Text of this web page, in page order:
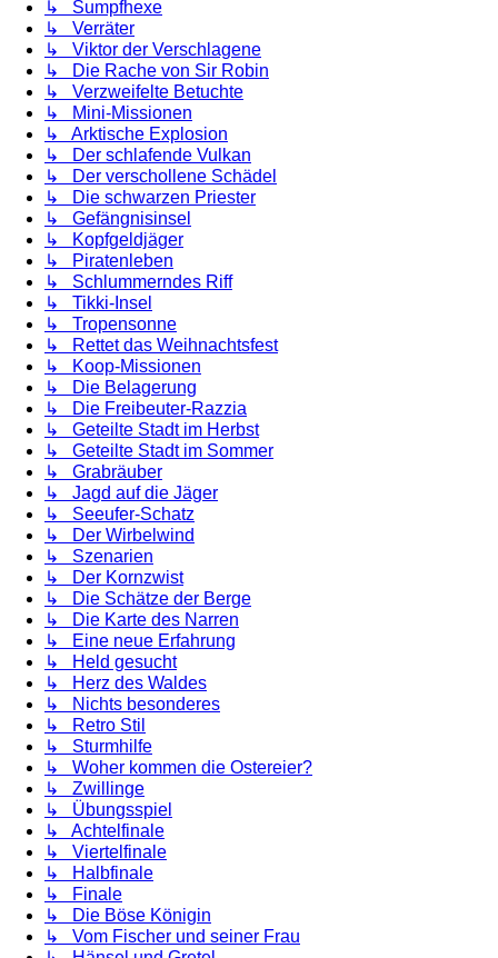
↳ Sumpfhexe
↳ Verräter
↳ Viktor der Verschlagene
↳ Die Rache von Sir Robin
↳ Verzweifelte Betuchte
↳ Mini-Missionen
↳ Arktische Explosion
↳ Der schlafende Vulkan
↳ Der verschollene Schädel
↳ Die schwarzen Priester
↳ Gefängnisinsel
↳ Kopfgeldjäger
↳ Piratenleben
↳ Schlummerndes Riff
↳ Tikki-Insel
↳ Tropensonne
↳ Rettet das Weihnachtsfest
↳ Koop-Missionen
↳ Die Belagerung
↳ Die Freibeuter-Razzia
↳ Geteilte Stadt im Herbst
↳ Geteilte Stadt im Sommer
↳ Grabräuber
↳ Jagd auf die Jäger
↳ Seeufer-Schatz
↳ Der Wirbelwind
↳ Szenarien
↳ Der Kornzwist
↳ Die Schätze der Berge
↳ Die Karte des Narren
↳ Eine neue Erfahrung
↳ Held gesucht
↳ Herz des Waldes
↳ Nichts besonderes
↳ Retro Stil
↳ Sturmhilfe
↳ Woher kommen die Ostereier?
↳ Zwillinge
↳ Übungsspiel
↳ Achtelfinale
↳ Viertelfinale
↳ Halbfinale
↳ Finale
↳ Die Böse Königin
↳ Vom Fischer und seiner Frau